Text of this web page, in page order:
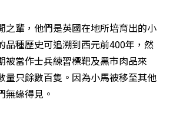
之輩，他們是英國在地所培育出的小
品種歷史可追溯到西元前400年，然
被當作士兵練習標靶及黑市肉品來
量只餘數百隻。因為小馬被移至其他
無緣得見。